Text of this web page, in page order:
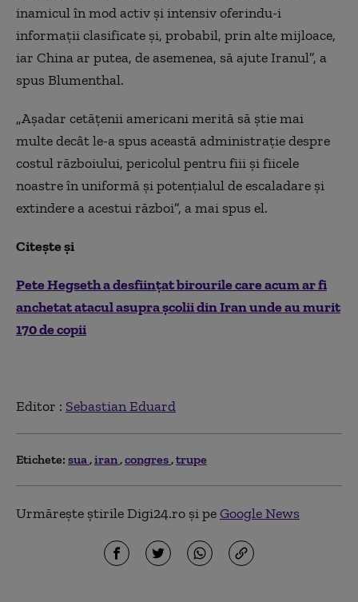
inamicul în mod activ şi intensiv oferindu-i
informaţii clasificate şi, probabil, prin alte mijloace,
iar China ar putea, de asemenea, să ajute Iranul”, a
spus Blumenthal.
„Aşadar cetăţenii americani merită să ştie mai
multe decât le-a spus această administraţie despre
costul războiului, pericolul pentru fiii şi fiicele
noastre în uniformă şi potenţialul de escaladare şi
extindere a acestui război”, a mai spus el.
Citește și
Pete Hegseth a desființat birourile care acum ar fi
anchetat atacul asupra școlii din Iran unde au murit
170 de copii
Editor : Sebastian Eduard
Etichete: sua iran congres trupe
Urmărește știrile Digi24.ro și peGoogle News